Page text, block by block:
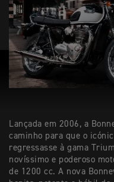
Lançada em 2006, a
caminho para que o
regressasse à gama
novíssimo e poderoso
de 1200 cc. A nova